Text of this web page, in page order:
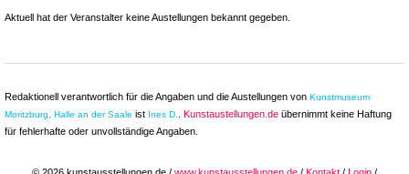
Aktuell hat der Veranstalter keine Austellungen bekannt gegeben.
Redaktionell verantwortlich für die Angaben und die Austellungen von Kunstmuseum
Moritzburg, Halle an der Saale ist Ines D. Kunstaustellungen.de übernimmt keine Haftung
für fehlerhafte oder unvollständige Angaben.